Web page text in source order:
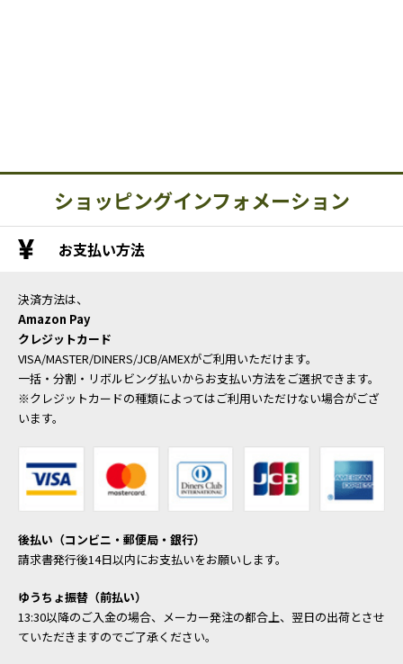
ショッピングインフォメーション
お支払い方法
決済方法は、
Amazon Pay
クレジットカード
VISA/MASTER/DINERS/JCB/AMEXがご利用いただけます。
一括・分割・リボルビング払いからお支払い方法をご選択できます。
※クレジットカードの種類によってはご利用いただけない場合がござ
います。
後払い（コンビニ・郵便局・銀行）
請求書発行後14日以内にお支払いをお願いします。
ゆうちょ振替（前払い）
13:30以降のご入金の場合、メーカー発注の都合上、翌日の出荷とさせ
ていただきますのでご了承ください。